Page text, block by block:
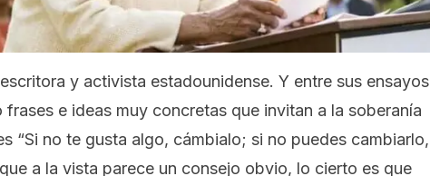
y activista estadounidense. Y entre sus ensayos
e ideas muy concretas que invitan a la soberanía
“Si no te gusta algo, cámbialo; si no puedes cambiarlo,
a la vista parece un consejo obvio, lo cierto es que